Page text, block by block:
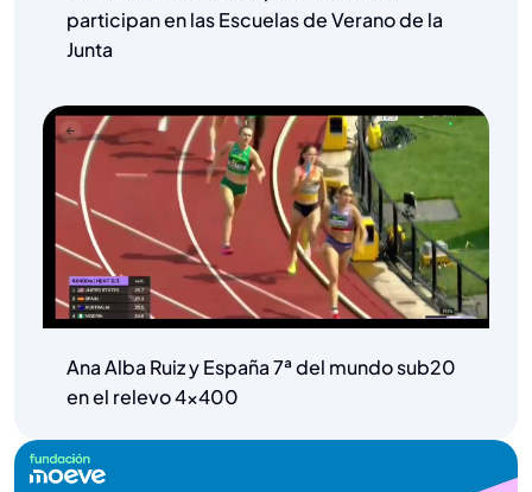
participan en las Escuelas de Verano de la
Junta
Ana Alba Ruiz y España 7ª del mundo sub20
en el relevo 4×400